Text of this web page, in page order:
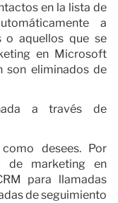
en la lista de
a
o aquellos que se
en Microsoft
son eliminados de
a través de
desees. Por
de marketing en
para llamadas
de seguimiento